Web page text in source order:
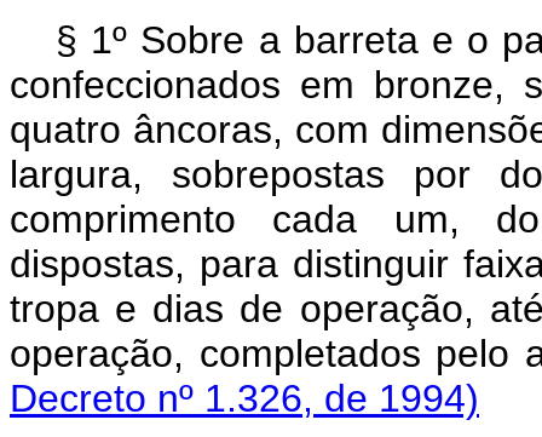
§ 1º Sobre a barreta e o
confeccionados em bronze,
quatro âncoras, com
largura, sobrepostas por
comprimento cada um,
dispostas, para distinguir
tropa e dias de operação,
operação, completados
Decreto nº 1.326, de 1994)